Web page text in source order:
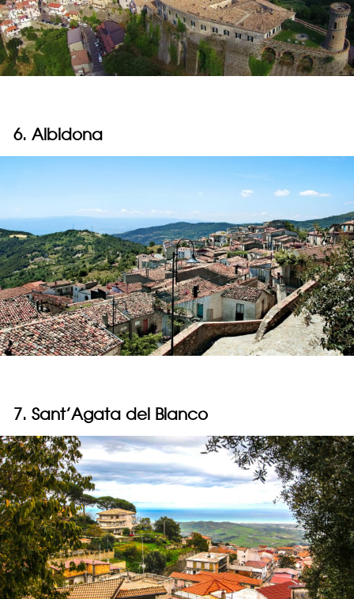
6. Albidona
7. Sant’Agata del Bianco